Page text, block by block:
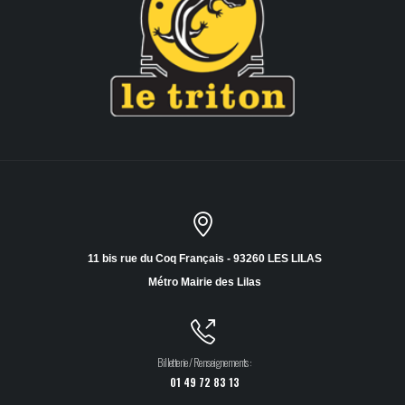
11 bis rue du Coq Français - 93260 LES LILAS
Métro Mairie des Lilas
Billetterie / Renseignements :
01 49 72 83 13